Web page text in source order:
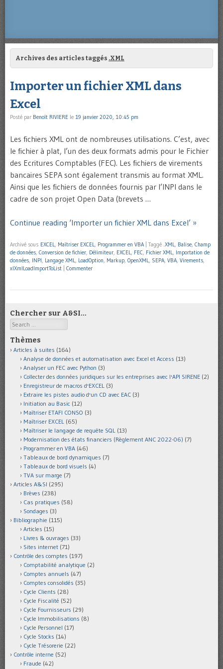
Archives des articles taggés .XML
Importer un fichier XML dans
Excel
Posté par Benoît RIVIERE le 19 janvier 2020, 10:45 pm
Les fichiers XML ont de nombreuses utilisations. C’est, avec
le fichier à plat, l’un des deux formats admis pour le Fichier
des Ecritures Comptables (FEC). Les fichiers de virements
bancaires SEPA sont également transmis au format XML.
Ainsi que les fichiers de données fournis par l’INPI dans le
cadre de son projet Open Data (brevets …
Continue reading ‘Importer un fichier XML dans Excel’ »
Archivé sous EXCEL, Maîtriser EXCEL, Programmer en VBA Taggé .XML, Balise, Champ
de données, Conversion de fichier, Délimiteur, EXCEL, FEC, Fichier XML, Importation de
données, INPI, Langage XML, LoadOption, Markup, OpenXML, SEPA, VBA, Virements,
xlXmlLoadImportToList
Commenter
Chercher sur A&SI…
Search
Thèmes
Articles à suites (164)
Analyse de données et automatisation avec Excel et Access (13)
Analyser un FEC avec Python (3)
Collecter des données juridiques sur les entreprises avec l'API SIRENE (2)
Enregistreur de macros d'EXCEL (3)
Extraire les pistes audio d'un CD avec EAC (3)
Initiation au Basic (12)
Maîtriser ETAFI CONSO (3)
Maîtriser EXCEL (65)
Maîtriser le langage de requête SQL (13)
Modernisation des états financiers (Règlement ANC 2022-06) (7)
Programmer en VBA (46)
Tableaux de bord dynamiques (7)
Tableaux de bord visuels (4)
TVA sur marge (7)
Articles A&SI (295)
Brèves (238)
Cas pratiques (58)
Sondages (3)
Bibliographie (115)
Articles (15)
Livres & ouvrages (33)
Sites internet (71)
Contrôle des comptes (197)
Comptabilité analytique (2)
Comptes annuels (47)
Comptes consolidés (35)
Cycle Clients (28)
Cycle Fiscalité (52)
Cycle Fournisseurs (29)
Cycle Immobilisations (8)
Cycle Personnel (17)
Cycle Stocks (14)
Cycle Trésorerie (22)
Contrôle interne (52)
Fraude (42)